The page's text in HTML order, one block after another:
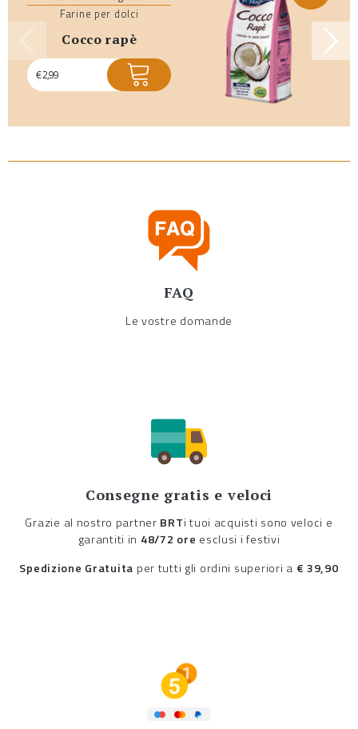
Farine per dolci
cocco rapè
€2,99
FAQ
Le vostre domande
Consegne gratis e veloci
Grazie al nostro partner BRTi tuoi acquisti sono veloci e
garantiti in 48/72 ore esclusi i festivi
Spedizione Gratuita per tutti gli ordini superiori a € 39,90